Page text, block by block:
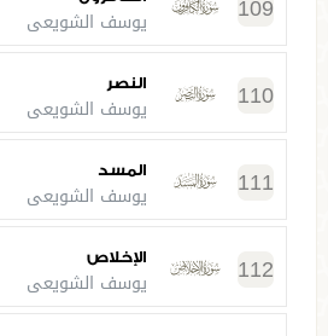
109 يوسف الشويعي
110 النصر
يوسف الشويعي
111 المسد
يوسف الشويعي
112 الإخلاص
يوسف الشويعي